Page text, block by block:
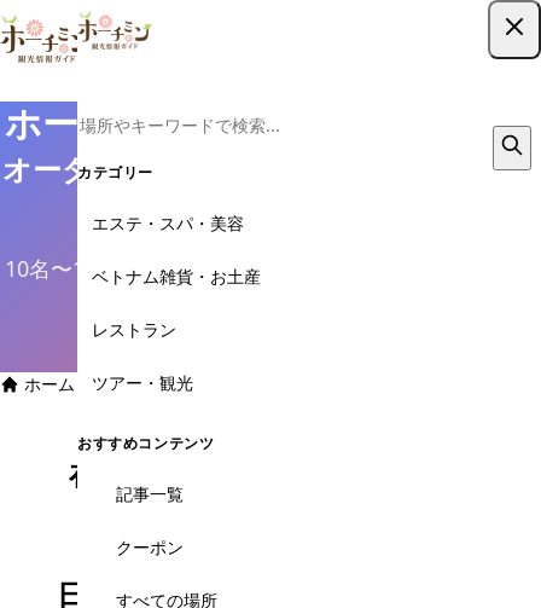
カテゴリー
エステ・スパ・美容
ベトナム雑貨・お土産
レストラン
ツアー・観光
おすすめコンテンツ
記事一覧
クーポン
すべての場所
ホーチミン社員旅行・MICE手配
オーダーメイドで現地スタッフが完全サ
ポート
10名〜100名規模・日本語OK・LINE対応・50社以上の
ホーム
> MICE・法人旅行
在住13年
現地スタッフ
日・英・越